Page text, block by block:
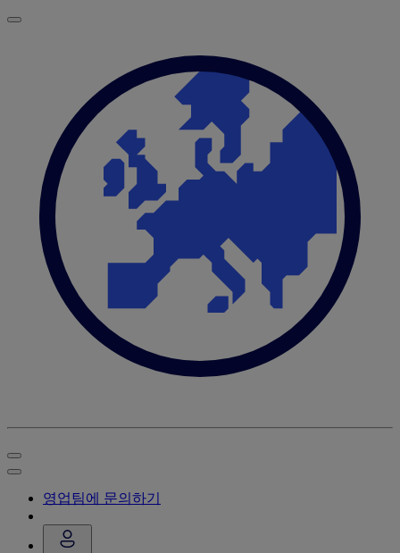
영업팀에 문의하기